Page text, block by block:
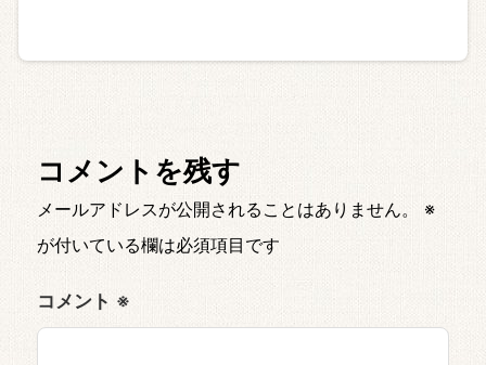
コメントを残す
メールアドレスが公開されることはありません。
※
が付いている欄は必須項目です
コメント ※